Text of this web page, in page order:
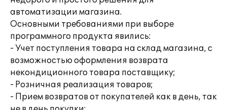
автоматизации магазина.
Основными требованиями при выборе
программного продукта явились:
- Учет поступления товара на склад магазина, с
возможностью оформления возврата
некондиционного товара поставщику;
- Розничная реализация товаров;
- Прием возвратов от покупателей как в день, так